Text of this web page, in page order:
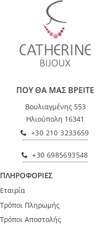
ΠΟΥ ΘΑ ΜΑΣ ΒΡΕΙΤΕ
Βουλιαγμένης 553
Ηλιούπολη 16341
+30 210 3233659
+30 6985693548
ΠΛΗΡΟΦΟΡΙΕΣ
Εταιρία
Τρόποι Πληρωμής
Τρόποι Αποστολής